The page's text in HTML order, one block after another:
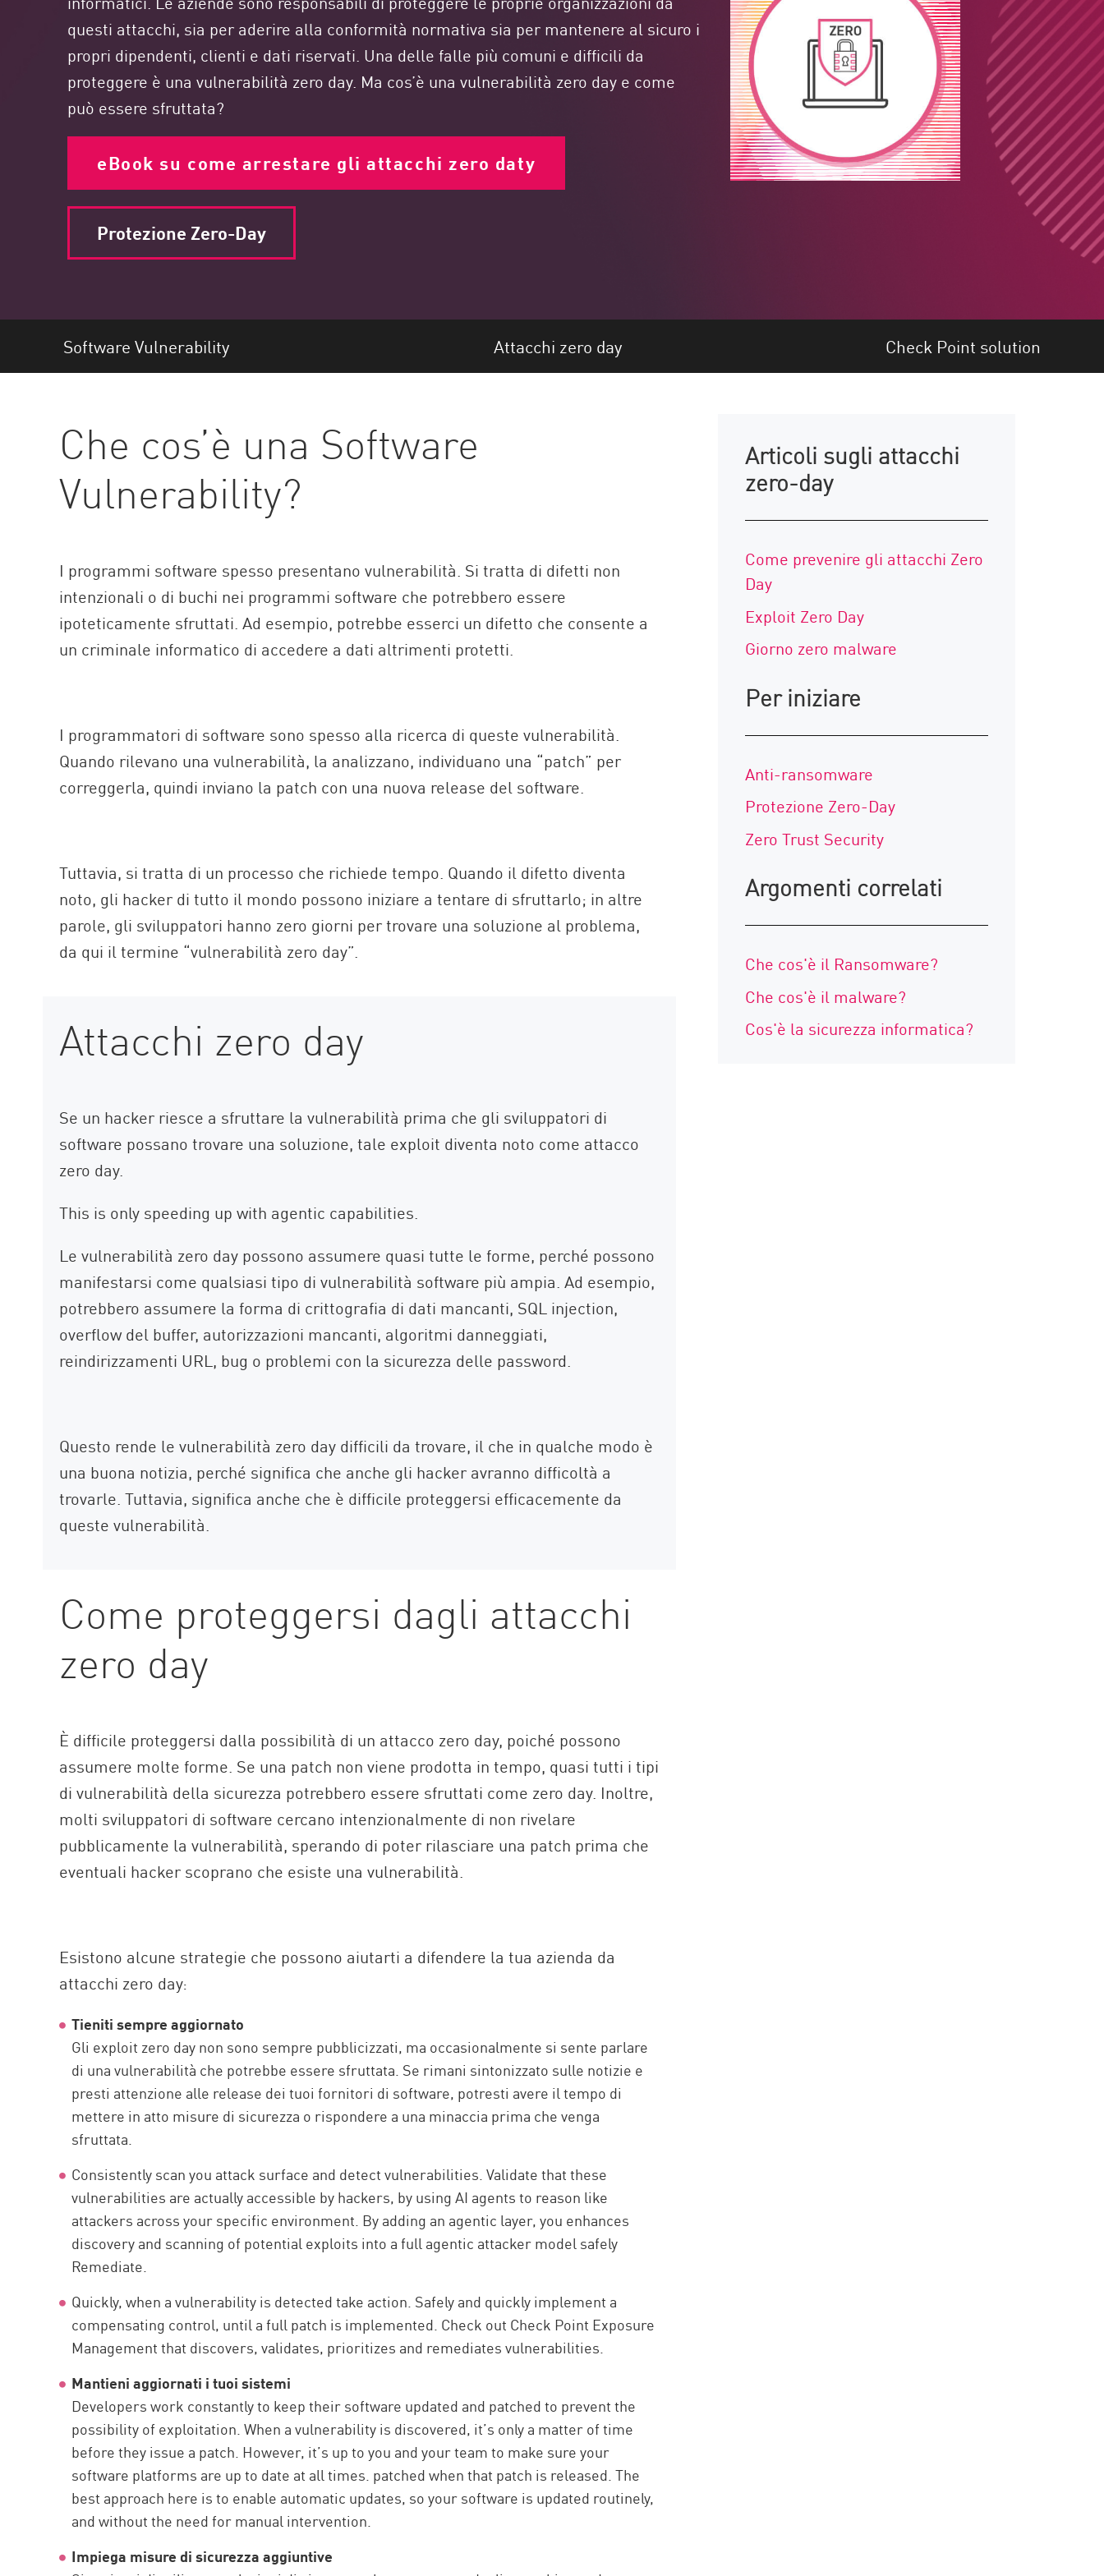
Endpoint
Naviga
SaaS
GESTIONE DELL'ESPOSIZIONE
Condivisa in tempo reale
Exposure Prioritization
Cyber Asset Attack Surface Management
Workforce AI Security
AI Red Teaming
AI Agent Security
Visualizza i prodotti A-Z
questi attacchi, sia per aderire alla conformità normativa sia per mantenere al sicuro i
propri dipendenti, clienti e dati riservati. Una delle falle più comuni e difficili da
proteggere è una vulnerabilità zero day. Ma cos’è una vulnerabilità zero day e come
può essere sfruttata?
eBook su come arrestare gli attacchi zero daty
Protezione Zero-Day
Software Vulnerability Attacchi zero day Check Point solution
Che cos’è una Software
Vulnerability?
I programmi software spesso presentano vulnerabilità. Si tratta di difetti non
intenzionali o di buchi nei programmi software che potrebbero essere
ipoteticamente sfruttati. Ad esempio, potrebbe esserci un difetto che consente a
un criminale informatico di accedere a dati altrimenti protetti.
I programmatori di software sono spesso alla ricerca di queste vulnerabilità.
Quando rilevano una vulnerabilità, la analizzano, individuano una “patch” per
correggerla, quindi inviano la patch con una nuova release del software.
Tuttavia, si tratta di un processo che richiede tempo. Quando il difetto diventa
noto, gli hacker di tutto il mondo possono iniziare a tentare di sfruttarlo; in altre
parole, gli sviluppatori hanno zero giorni per trovare una soluzione al problema,
da qui il termine “vulnerabilità zero day”.
Attacchi zero day
Se un hacker riesce a sfruttare la vulnerabilità prima che gli sviluppatori di
software possano trovare una soluzione, tale exploit diventa noto come attacco
zero day.
This is only speeding up with agentic capabilities.
Le vulnerabilità zero day possono assumere quasi tutte le forme, perché possono
manifestarsi come qualsiasi tipo di vulnerabilità software più ampia. Ad esempio,
potrebbero assumere la forma di crittografia di dati mancanti, SQL injection,
overflow del buffer, autorizzazioni mancanti, algoritmi danneggiati,
reindirizzamenti URL, bug o problemi con la sicurezza delle password.
Questo rende le vulnerabilità zero day difficili da trovare, il che in qualche modo è
una buona notizia, perché significa che anche gli hacker avranno difficoltà a
trovarle. Tuttavia, significa anche che è difficile proteggersi efficacemente da
queste vulnerabilità.
Come proteggersi dagli attacchi
zero day
È difficile proteggersi dalla possibilità di un attacco zero day, poiché possono
assumere molte forme. Se una patch non viene prodotta in tempo, quasi tutti i tipi
di vulnerabilità della sicurezza potrebbero essere sfruttati come zero day. Inoltre,
molti sviluppatori di software cercano intenzionalmente di non rivelare
pubblicamente la vulnerabilità, sperando di poter rilasciare una patch prima che
eventuali hacker scoprano che esiste una vulnerabilità.
Esistono alcune strategie che possono aiutarti a difendere la tua azienda da
attacchi zero day:
Tieniti sempre aggiornato
Gli exploit zero day non sono sempre pubblicizzati, ma occasionalmente si sente parlare
di una vulnerabilità che potrebbe essere sfruttata. Se rimani sintonizzato sulle notizie e
presti attenzione alle release dei tuoi fornitori di software, potresti avere il tempo di
mettere in atto misure di sicurezza o rispondere a una minaccia prima che venga
sfruttata.
Consistently scan you attack surface and detect vulnerabilities. Validate that these
vulnerabilities are actually accessible by hackers, by using AI agents to reason like
attackers across your specific environment. By adding an agentic layer, you enhances
discovery and scanning of potential exploits into a full agentic attacker model safely
Remediate.
Quickly, when a vulnerability is detected take action. Safely and quickly implement a
compensating control, until a full patch is implemented. Check out Check Point Exposure
Management that discovers, validates, prioritizes and remediates vulnerabilities.
Mantieni aggiornati i tuoi sistemi
Developers work constantly to keep their software updated and patched to prevent the
possibility of exploitation. When a vulnerability is discovered, it’s only a matter of time
before they issue a patch. However, it’s up to you and your team to make sure your
software platforms are up to date at all times. patched when that patch is released. The
best approach here is to enable automatic updates, so your software is updated routinely,
and without the need for manual intervention.
Impiega misure di sicurezza aggiuntive
Articoli sugli attacchi
zero-day
Come prevenire gli attacchi Zero
Day
Exploit Zero Day
Giorno zero malware
Per iniziare
Anti-ransomware
Protezione Zero-Day
Zero Trust Security
Argomenti correlati
Che cos'è il Ransomware?
Che cos'è il malware?
Cos'è la sicurezza informatica?